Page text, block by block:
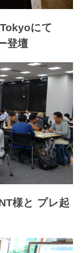
にて
登壇
様と プレ起